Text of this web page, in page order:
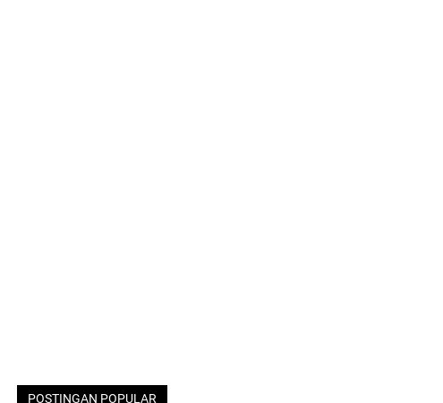
POSTINGAN POPULAR